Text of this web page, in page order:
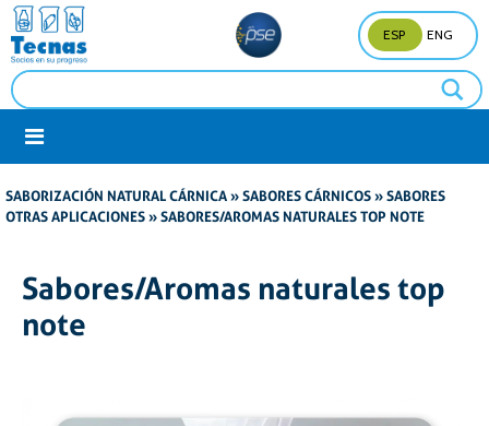
ESP ENG
SABORIZACIÓN NATURAL CÁRNICA»SABORES CÁRNICOS»SABORES
OTRAS APLICACIONES» SABORES/AROMAS NATURALES TOP NOTE
Sabores/Aromas naturales top
note